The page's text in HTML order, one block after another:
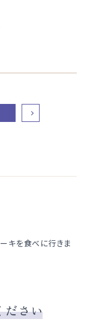
キを食べに行きま
ださい